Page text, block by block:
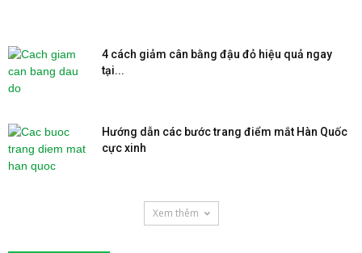
4 cách giảm cân bằng đậu đỏ hiệu quả ngay
tại...
Hướng dẫn các bước trang điểm mắt Hàn Quốc
cực xinh
Xem thêm